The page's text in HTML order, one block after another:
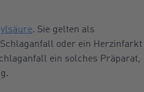
. Sie gelten als
oder ein Herzinfarkt
ein solches Präparat,